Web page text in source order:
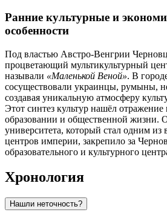
Ранние культурные и
особенности
Под властью Австро-Венгрии
процветающий мультикультурный
называли «Маленькой Веной». В
сосуществовали украинцы, румыны,
создавая уникальную атмосферу
Этот синтез культур нашёл отражение
образовании и общественной жизни.
университета, который стал одним
центров империи, закрепило за
образовательного и культурного
Хронология
Нашли неточность?